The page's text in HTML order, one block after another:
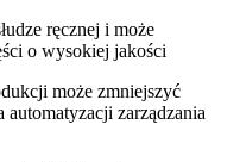
ręcznej i może
o wysokiej jakości
może zmniejszyć
automatyzacji zarządzania